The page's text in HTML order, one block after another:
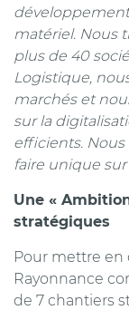
matériel. Nous
plus de 40
Logistique,
marchés et
sur la
efficients. Nous
faire unique
Une «
stratégiques
Pour mettre en
Rayonnance
de 7 chantiers